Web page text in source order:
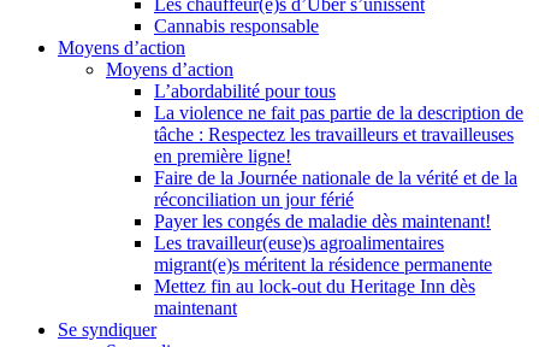
Les chauffeur(e)s d’Uber s’unissent
Cannabis responsable
Moyens d’action
Moyens d’action
L’abordabilité pour tous
La violence ne fait pas partie de la description de
tâche : Respectez les travailleurs et travailleuses
en première ligne!
Faire de la Journée nationale de la vérité et de la
réconciliation un jour férié
Payer les congés de maladie dès maintenant!
Les travailleur(euse)s agroalimentaires
migrant(e)s méritent la résidence permanente
Mettez fin au lock-out du Heritage Inn dès
maintenant
Se syndiquer